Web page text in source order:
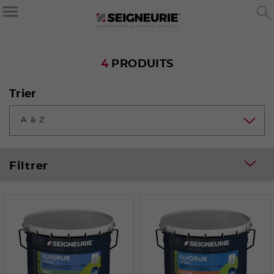
4 PRODUITS
Trier
A à Z
Filtrer